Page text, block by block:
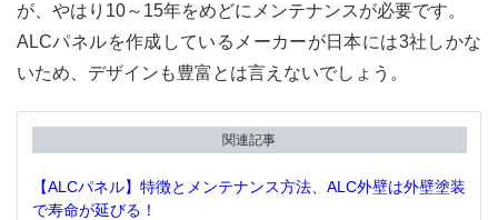
が、やはり10～15年をめどにメンテナンスが必要です。
ALCパネルを作成しているメーカーが日本には3社しかな
いため、デザインも豊富とは言えないでしょう。
関連記事
【ALCパネル】特徴とメンテナンス方法、ALC外壁は外壁塗装
で寿命が延びる！